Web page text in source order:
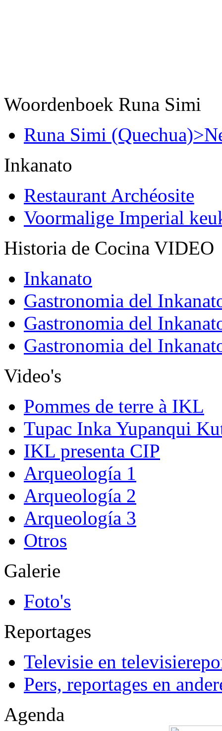
Woordenboek Runa Simi
Runa Simi
Inkanato
Restaurant Archéosite
Voormalige Imperial
Historia de Cocina VIDEO
Inkanato
Gastronomia del
Gastronomia del
Gastronomia del
Video's
Pommes de terre à IKL
Tupac Inka Yupanqui
IKL presenta CIP
Arqueología 1
Arqueología 2
Arqueología 3
Otros
Galerie
Foto's
Reportages
Televisie en
Pers, reportages en
Agenda